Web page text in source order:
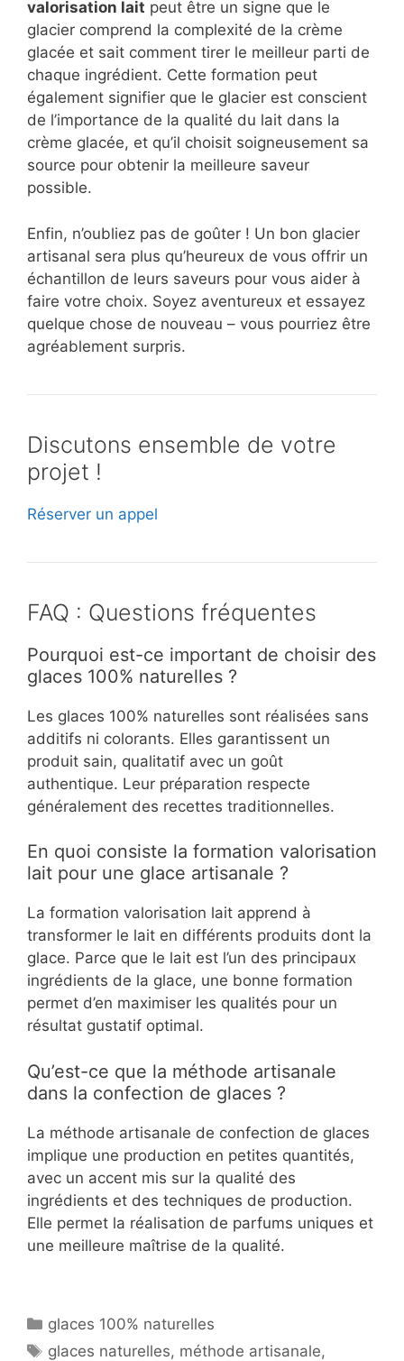
valorisation lait peut être un signe que le
glacier comprend la complexité de la crème
glacée et sait comment tirer le meilleur parti de
chaque ingrédient. Cette formation peut
également signifier que le glacier est conscient
de l’importance de la qualité du lait dans la
crème glacée, et qu’il choisit soigneusement sa
source pour obtenir la meilleure saveur
possible.
Enfin, n’oubliez pas de goûter ! Un bon glacier
artisanal sera plus qu’heureux de vous offrir un
échantillon de leurs saveurs pour vous aider à
faire votre choix. Soyez aventureux et essayez
quelque chose de nouveau – vous pourriez être
agréablement surpris.
Discutons ensemble de votre
projet !
Réserver un appel
FAQ : Questions fréquentes
Pourquoi est-ce important de choisir des
glaces 100% naturelles ?
Les glaces 100% naturelles sont réalisées sans
additifs ni colorants. Elles garantissent un
produit sain, qualitatif avec un goût
authentique. Leur préparation respecte
généralement des recettes traditionnelles.
En quoi consiste la formation valorisation
lait pour une glace artisanale ?
La formation valorisation lait apprend à
transformer le lait en différents produits dont la
glace. Parce que le lait est l’un des principaux
ingrédients de la glace, une bonne formation
permet d’en maximiser les qualités pour un
résultat gustatif optimal.
Qu’est-ce que la méthode artisanale
dans la confection de glaces ?
La méthode artisanale de confection de glaces
implique une production en petites quantités,
avec un accent mis sur la qualité des
ingrédients et des techniques de production.
Elle permet la réalisation de parfums uniques et
une meilleure maîtrise de la qualité.
Catégories
glaces 100% naturelles
Étiquettes
glaces naturelles, méthode artisanale,